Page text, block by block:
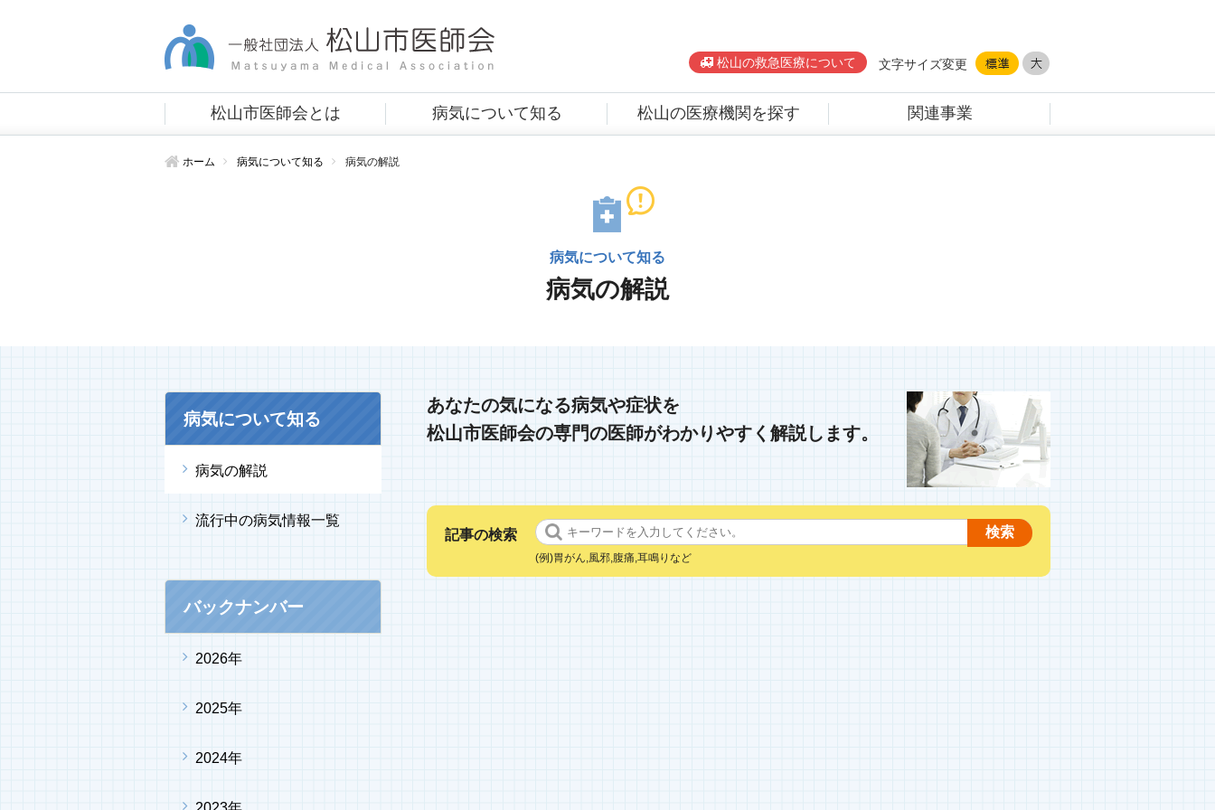
松山の救急医療について 文字サイズ変更
松山市医師会とは 病気について知る 松山の医療機関を探す 関連事業
ホーム 病気について知る 病気の解説
病気について知る
病気の解説
あなたの気になる病気や症状を
松山市医師会の専門の医師がわかりやすく解説します。
記事の検索 検索
(例)胃がん,風邪,腹痛,耳鳴りなど
病気について知る
病気の解説
流行中の病気情報一覧
バックナンバー
2026年
2025年
2024年